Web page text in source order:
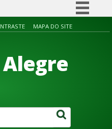
Simplifique!
Acesso à informação
Canais
MAPA DO SITE
Alegre